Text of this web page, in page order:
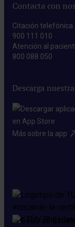
Contacta con
Citación telefónica
900 111 010
Atención al
800 088 050
Descarga
Más sobre la app​